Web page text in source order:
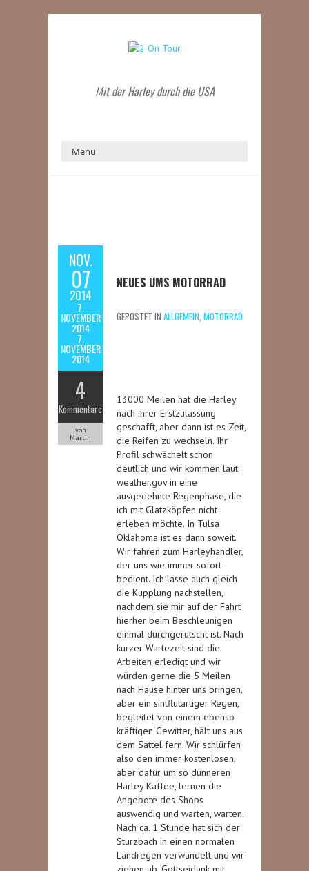
Mit der Harley durch die USA
NOV.
07
2014
7.
NOVEMBER
2014
7.
NOVEMBER
2014
4
Kommentare
von
Martin
NEUES UMS MOTORRAD
GEPOSTET IN ALLGEMEIN, MOTORRAD
13000 Meilen hat die Harley
nach ihrer Erstzulassung
geschafft, aber dann ist es Zeit,
die Reifen zu wechseln. Ihr
Profil schwächelt schon
deutlich und wir kommen laut
weather.gov in eine
ausgedehnte Regenphase, die
ich mit Glatzköpfen nicht
erleben möchte. In Tulsa
Oklahoma ist es dann soweit.
Wir fahren zum Harleyhändler,
der uns wie immer sofort
bedient. Ich lasse auch gleich
die Kupplung nachstellen,
nachdem sie mir auf der Fahrt
hierher beim Beschleunigen
einmal durchgerutscht ist. Nach
kurzer Wartezeit sind die
Arbeiten erledigt und wir
würden gerne die 5 Meilen
nach Hause hinter uns bringen,
aber ein sintflutartiger Regen,
begleitet von einem ebenso
kräftigen Gewitter, hält uns aus
dem Sattel fern. Wir schlürfen
also den immer kostenlosen,
aber dafür um so dünneren
Harley Kaffee, lernen die
Angebote des Shops
auswendig und warten, warten.
Nach ca. 1 Stunde hat sich der
Sturzbach in einen normalen
Landregen verwandelt und wir